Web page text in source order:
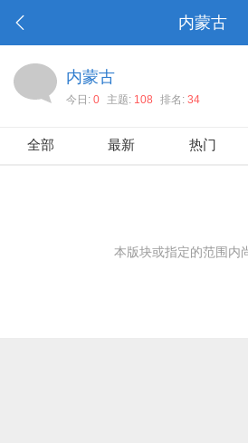
内蒙古
内蒙古
今日: 0 主题: 108 排名: 34
全部 最新 热门
本版块或指定的范围内